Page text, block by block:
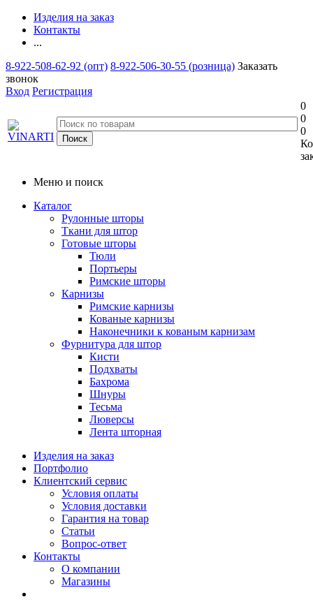
Изделия на заказ
Контакты
...
8-922-508-62-92 (опт) 8-922-506-30-55 (розница) Заказать
звонок
Вход Регистрация
0
0
0
Меню и поиск
Каталог
Рулонные шторы
Ткани для штор
Готовые шторы
Тюли
Портьеры
Римские шторы
Карнизы
Римские карнизы
Кованые карнизы
Наконечники к кованым карнизам
Фурнитура для штор
Кисти
Подхваты
Бахрома
Шнуры
Тесьма
Люверсы
Лента шторная
Изделия на заказ
Портфолио
Клиентский сервис
Условия оплаты
Условия доставки
Гарантия на товар
Статьи
Вопрос-ответ
Контакты
О компании
Магазины